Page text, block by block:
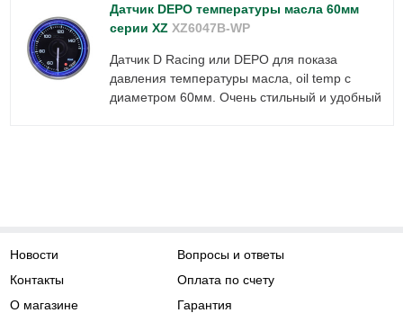
Датчик DEPO температуры масла 60мм
серии XZ XZ6047B-WP
Датчик D Racing или DEPO для показа
давления температуры масла, oil temp с
диаметром 60мм. Очень стильный и удобный
Новости
Контакты
О магазине
Вопросы и ответы
Оплата по счету
Гарантия